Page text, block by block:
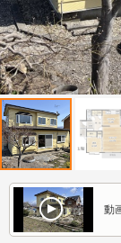
動